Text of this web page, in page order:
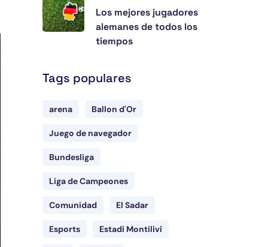
Los mejores jugadores
alemanes de todos los
tiempos
Tags populares
arena Ballon d'Or
Juego de navegador
Bundesliga
Liga de Campeones
Comunidad El Sadar
Esports Estadi Montilivi